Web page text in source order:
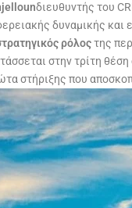
διευθυντής του
δυναμικής
ρόλοςτης
στην τρίτη
στήριξης που